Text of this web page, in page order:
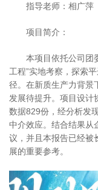
指导老师：相广萍
项目简介：
本项目依托公司团
工程”实地考察，探索
径。在新质生产力背景
发展待提升。项目设计
数据829份，经分析发
中介效应。结合结果从
议，并且本报告已经被
展的重要参考。